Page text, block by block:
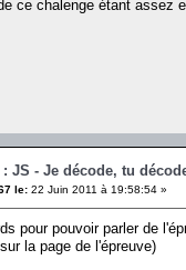
ce chalenge étant assez
: JS - Je décode, tu
le: 22 Juin 2011 à 19:58:54 »
pour pouvoir parler de
la page de l'épreuve)